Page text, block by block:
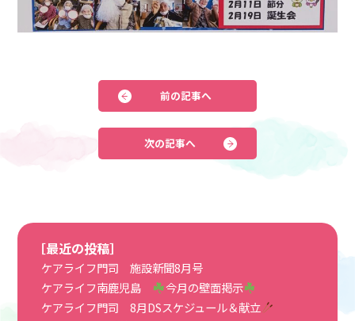
前の記事へ
次の記事へ
［最近の投稿］
ケアライフ門司 施設新聞8月号
ケアライフ南鹿児島
今月の壁面掲示
ケアライフ門司 8月DSスケジュール＆献立